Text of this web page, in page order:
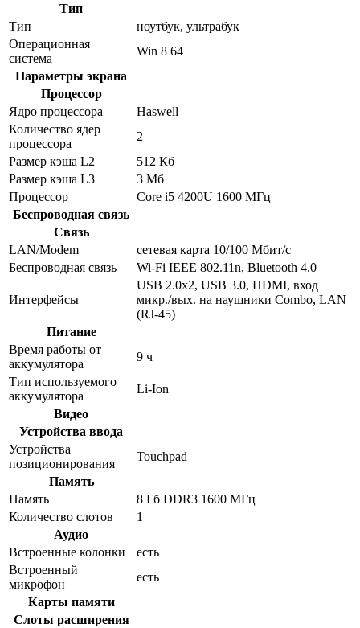
Тип
Тип
ноутбук, ультрабук
Операционная
система
Win 8 64
Параметры экрана
Процессор
Ядро процессора
Haswell
Количество ядер
процессора
2
Размер кэша L2
512 Кб
Размер кэша L3
3 Мб
Процессор
Core i5 4200U 1600 МГц
Беспроводная связь
Связь
LAN/Modem
сетевая карта 10/100 Мбит/c
Беспроводная связь
Wi-Fi IEEE 802.11n, Bluetooth 4.0
Интерфейсы
USB 2.0x2, USB 3.0, HDMI, вход
микр./вых. на наушники Combo, LAN
(RJ-45)
Питание
Время работы от
аккумулятора
9 ч
Тип используемого
аккумулятора
Li-Ion
Видео
Устройства ввода
Устройства
позиционирования
Touchpad
Память
Память
8 Гб DDR3 1600 МГц
Количество слотов
1
Аудио
Встроенные колонки
есть
Встроенный
микрофон
есть
Карты памяти
Слоты расширения